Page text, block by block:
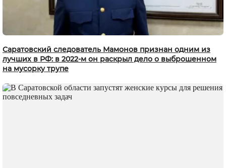
Саратовский следователь Мамонов признан одним из
лучших в РФ: в 2022-м он раскрыл дело о выброшенном
на мусорку трупе